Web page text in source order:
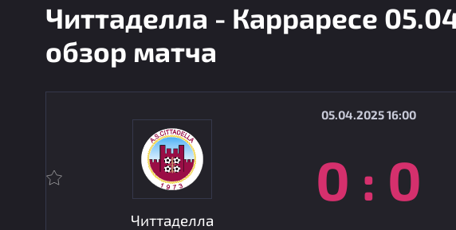
Читтаделла - Карраресе
обзор матча
Читтаделла
05.04.2025 16:00
0 : 0